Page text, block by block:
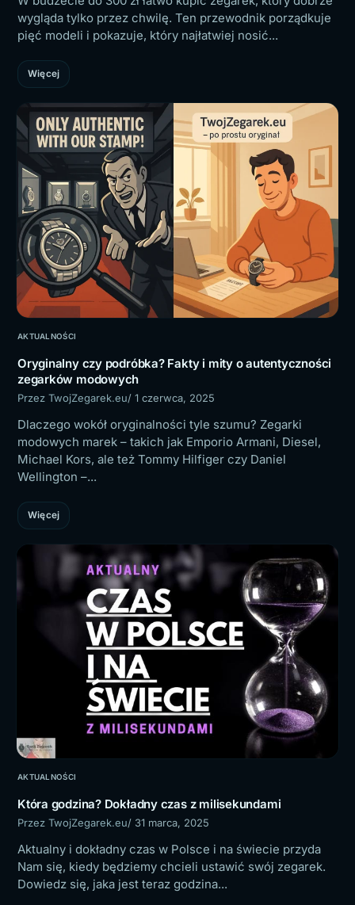
wygląda tylko przez chwilę. Ten przewodnik porządkuje
pięć modeli i pokazuje, który najłatwiej nosić...
Więcej
AKTUALNOŚCI
Oryginalny czy podróbka? Fakty i mity o autentyczności
zegarków modowych
Przez TwojZegarek.eu/ 1 czerwca, 2025
Dlaczego wokół oryginalności tyle szumu? Zegarki
modowych marek – takich jak Emporio Armani, Diesel,
Michael Kors, ale też Tommy Hilfiger czy Daniel
Wellington –...
Więcej
AKTUALNOŚCI
Która godzina? Dokładny czas z milisekundami
Przez TwojZegarek.eu/ 31 marca, 2025
Aktualny i dokładny czas w Polsce i na świecie przyda
Nam się, kiedy będziemy chcieli ustawić swój zegarek.
Dowiedz się, jaka jest teraz godzina...